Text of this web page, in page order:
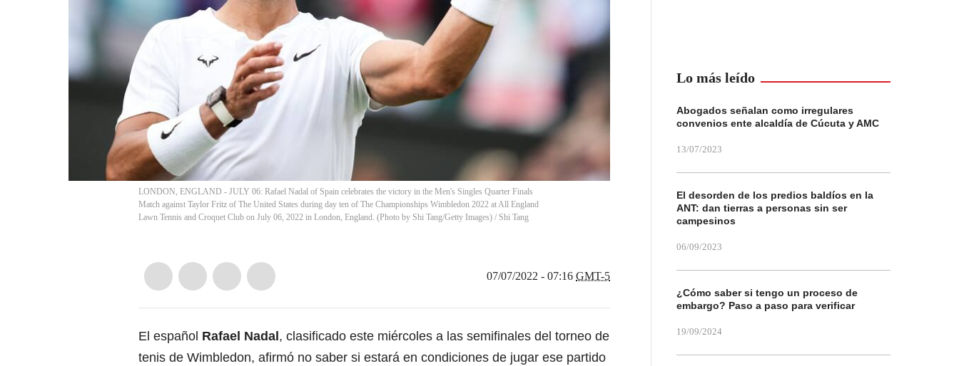
LONDON, ENGLAND - JULY 06: Rafael Nadal of Spain celebrates the victory in the Men's Singles Quarter Finals
Match against Taylor Fritz of The United States during day ten of The Championships Wimbledon 2022 at All England
Lawn Tennis and Croquet Club on July 06, 2022 in London, England. (Photo by Shi Tang/Getty Images) / Shi Tang
07/07/2022 - 07:16 GMT-5
El español Rafael Nadal , clasificado este miércoles a las semifinales del torneo de
tenis de Wimbledon, afirmó no saber si estará en condiciones de jugar ese partido
Lo más leído
Abogados señalan como irregulares
convenios ente alcaldía de Cúcuta y AMC
13/07/2023
El desorden de los predios baldíos en la
ANT: dan tierras a personas sin ser
campesinos
06/09/2023
¿Cómo saber si tengo un proceso de
embargo? Paso a paso para verificar
19/09/2024